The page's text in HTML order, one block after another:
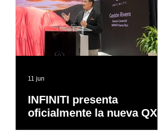
INFINITI presenta
oficialmente la nueva QX65
11 jun